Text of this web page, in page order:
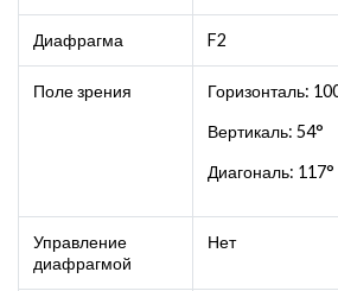
Диафрагма F2
Поле зрения
Горизонталь:
Вертикаль: 54°
Диагональ: 117°
Управление
диафрагмой
Нет